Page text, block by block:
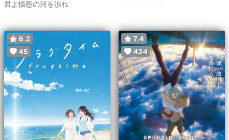
君よ憤怒の河を渉れ
6.2
45
7.4
424